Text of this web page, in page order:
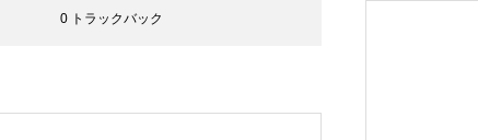
0 トラックバック